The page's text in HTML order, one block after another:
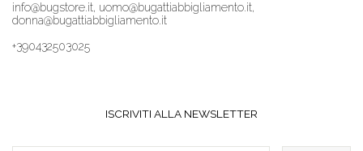
info@bugstore.it, uomo@bugattiabbigliamento.it,
donna@bugattiabbigliamento.it
+390432503025
ISCRIVITI ALLA NEWSLETTER